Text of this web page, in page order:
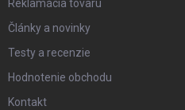
Reklamácia tovaru
Články a novinky
Testy a recenzie
Hodnotenie obchodu
Kontakt